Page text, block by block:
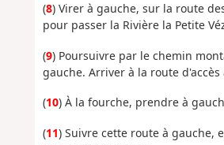
(8) Virer à gauche, sur la route
pour passer la Rivière la Petite
(9) Poursuivre par le chemin
gauche. Arriver à la route
(10) À la fourche, prendre à
(11) Suivre cette route à gauche,